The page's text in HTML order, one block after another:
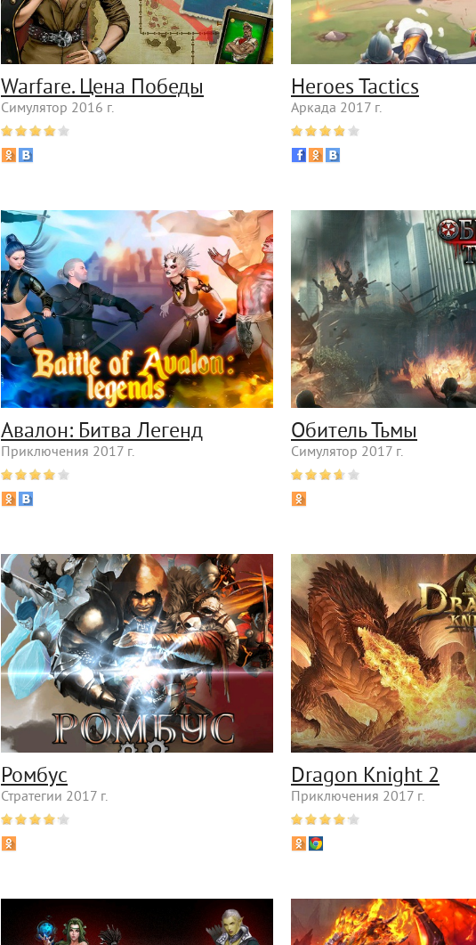
Warfare. Цена Победы
Симулятор 2016 г.
Heroes Tactics
Аркада 2017 г.
Авалон: Битва Легенд
Приключения 2017 г.
Обитель Тьмы
Симулятор 2017 г.
Ромбус
Стратегии 2017 г.
Dragon Knight 2
Приключения 2017 г.